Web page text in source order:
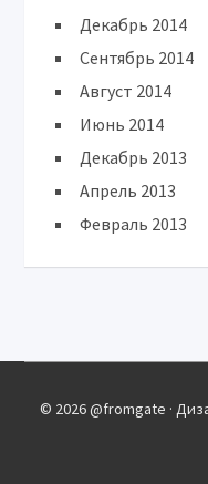
Декабрь 2014
Сентябрь 2014
Август 2014
Июнь 2014
Декабрь 2013
Апрель 2013
Февраль 2013
© 2026 @fromgate ·